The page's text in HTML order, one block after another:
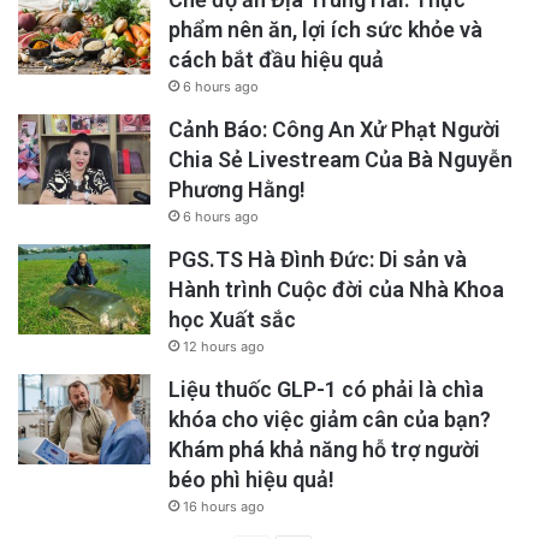
Mỹ. “Gia tài” của ông chứa đựng quá nhiều bộ
phim đặc sắc, chỉ một phần danh sách thôi đã
quá đủ cho người đời nhớ đến và kể về:Mean
Streets (1973,)Taxi Driver(1976,)Raging Bull
(1980,)Goodfellas(1990,)
Gangs of New York
(2004,)The Wolf of Wall Street(2013,) The
Irishman(2019,)…
Martin Scorsese, khoảng 1975 (ảnh: Silver
Screen Collection/Getty Images)
Bên cạnh danh vọng từ những thành công, cái
phẩm nên ăn, lợi ích sức khỏe và
cách bắt đầu hiệu quả
6 hours ago
Cảnh Báo: Công An Xử Phạt Người
Chia Sẻ Livestream Của Bà Nguyễn
Phương Hằng!
6 hours ago
PGS.TS Hà Đình Đức: Di sản và
Hành trình Cuộc đời của Nhà Khoa
học Xuất sắc
12 hours ago
Liệu thuốc GLP-1 có phải là chìa
khóa cho việc giảm cân của bạn?
Khám phá khả năng hỗ trợ người
béo phì hiệu quả!
16 hours ago